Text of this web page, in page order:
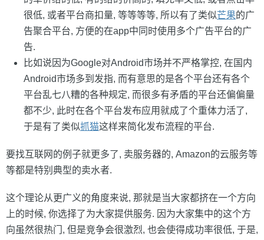
很低, 或者平台商扣量, 等等等等, 所以有了类似芒果的广
告聚合平台, 方便的在app中同时使用多个广告平台的广
告.
比如说因为Google对Android市场并不严格掌控, 在国内
Android市场多到发指, 而有意思的是各个平台还有各个
平台乱七八糟的各种规定, 而很多有矛盾的平台还偏偏量
都不少, 此时在各个平台发布应用就成了个重体力活了,
于是有了类似抓猫这样来简化发布流程的平台.
要找互联网的例子就更多了, 卖服务器的, Amazon的云服务等
等都是特别典型的卖水者.
这个理论从更广义的角度来说, 那就是当大家都挤在一个方向
上的时候, 你选择了为大家提供服务. 因为大家集中的这个方
向虽然很热门, 但是竞争会很激烈, 也会使得成功率很低, 于是,